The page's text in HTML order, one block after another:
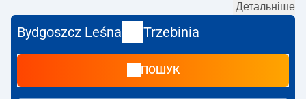
з вокзалу PKP Bydgoszcz Leśna за
Modrzewiowa, Bydgoszcz, Poland
потяг до Trzebinia вирушає о 08:58. Найшвидший
маршрут пропонує потяг без пересадокBURSZTYN
Подорож цим потягом триває
Bydgoszcz Leśna–Trzebiniaкурсують також інші потяги:
Детальніше
Bydgoszcz Leśna Trzebinia
ПОШУК